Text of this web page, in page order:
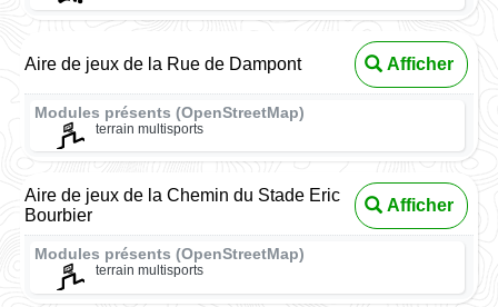
Aire de jeux de la Rue de Dampont Afficher
Modules présents (OpenStreetMap)
terrain multisports
Aire de jeux de la Chemin du Stade Eric
Bourbier
Afficher
Modules présents (OpenStreetMap)
terrain multisports